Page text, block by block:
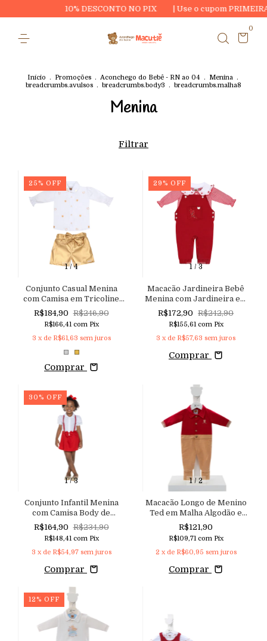
10% DESCONTO NO PIX | Use o cupom PRIMEIRA20 e
0
Início . Promoções . Aconchego do Bebê - RN ao 04 . Menina .
breadcrumbs.avulsos . breadcrumbs.body3 . breadcrumbs.malha8
Menina
Filtrar
1/4
25 % OFF
Conjunto Casual Menina
com Camisa em Tricoline
Bordada e Lastex no Punho,
Shorts em Couro Eco com
Laço
R$184,90 R$246,90
R$166,41 com Pix
3 x de R$61,63 sem juros
Comprar
1/ 3
29 % OFF
Macacão Jardineira Bebê
Menina com Jardineira em
Sarja com Elastano e
Camisa Body em Tricoline
Xadrez
R$172,90 R$242,90
R$155,61 com Pix
3 x de R$57,63 sem juros
Comprar
1/3
30 % OFF
Conjunto Infantil Menina
com Camisa Body de
Mangas Bufantes e Bordado
Rechilieu, Shorts Saia em
Sarja Linho e Suspensório
com Glitter Sútil Regulável
R$164,90 R$234,90
R$148,41 com Pix
3 x de R$54,97 sem juros
Comprar
1/ 2
Macacão Longo de Menino
Ted em Malha Algodão e
Trabalhada
R$121,90
R$109,71 com Pix
2 x de R$60,95 sem juros
Comprar
12 % OFF